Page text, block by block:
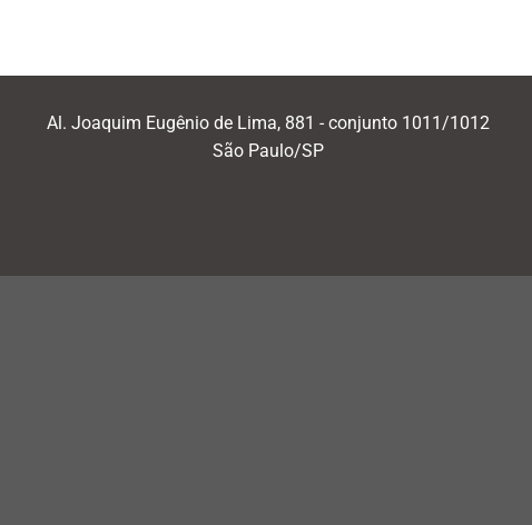
Al. Joaquim Eugênio de Lima, 881 - conjunto 1011/1012
São Paulo/SP